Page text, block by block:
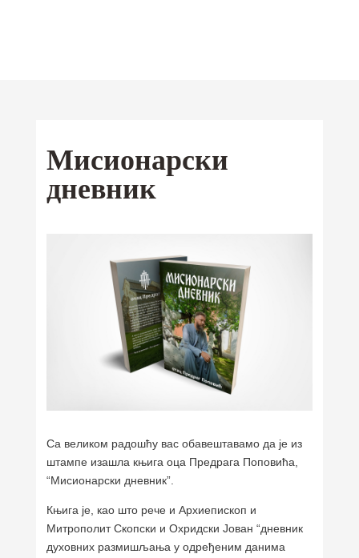
Мисионарски
дневник
Са великом радошћу вас обавештавамо да је из
штампе изашла књига оца Предрага Поповића,
“Мисионарски дневник”.
Књига је, као што рече и Архиепископ и
Митрополит Скопски и Охридски Јован “дневник
духовних размишљања у одређеним данима